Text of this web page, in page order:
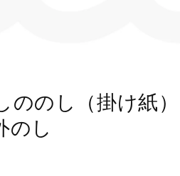
ののし（掛け紙）
のし